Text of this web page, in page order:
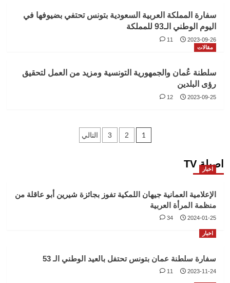
سفارة المملكة العربية السعودية بتونس تحتفي بضيوفها في
اليوم الوطني الـ93 للمملكة
2023-09-26
11
مقالات
سلطنة عُمان والجمهورية التونسية ومزيد من العمل لتحقيق
رؤى البلدين
2023-09-25
12
Posts
1
2
3 التالي
اصيلة TV
اخبار
الإعلامية العمانية جيهان اللمكية تفوز بجائزة شيرين أبو عاقلة من
منظمة المرأة العربية
2024-01-25
34
اخبار
سفارة سلطنة عمان بتونس تحتفل بالعيد الوطني الـ 53
2023-11-24
11